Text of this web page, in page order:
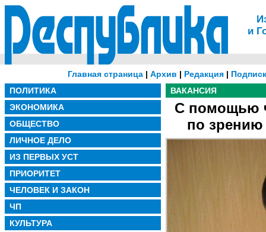
и
Главная страница| Архив | Редакция|
ПОЛИТИКА
ЭКОНОМИКА
ОБЩЕСТВО
ЛИЧНОЕ ДЕЛО
ИЗ ПЕРВЫХ УСТ
ПРИОРИТЕТ
ЧЕЛОВЕК И ЗАКОН
ЧП
КУЛЬТУРА
ВАКАНСИЯ
С помощью
по зрению